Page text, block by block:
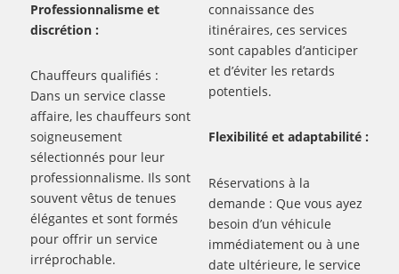
Professionnalisme et
discrétion :
Chauffeurs qualifiés :
Dans un service classe
affaire, les chauffeurs sont
soigneusement
sélectionnés pour leur
professionnalisme. Ils sont
souvent vêtus de tenues
élégantes et sont formés
pour offrir un service
irréprochable.
connaissance des
itinéraires, ces services
sont capables d’anticiper
et d’éviter les retards
potentiels.
Flexibilité et adaptabilité :
Réservations à la
demande : Que vous ayez
besoin d’un véhicule
immédiatement ou à une
date ultérieure, le service